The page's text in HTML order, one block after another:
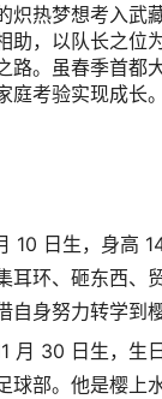
炽热梦想考入武
助，以队长之位
路。虽春季首
庭考验实现成长
10 日生，身高
耳环、砸东西、
自身努力转学到
月 30 日生，生
球部。他是樱上